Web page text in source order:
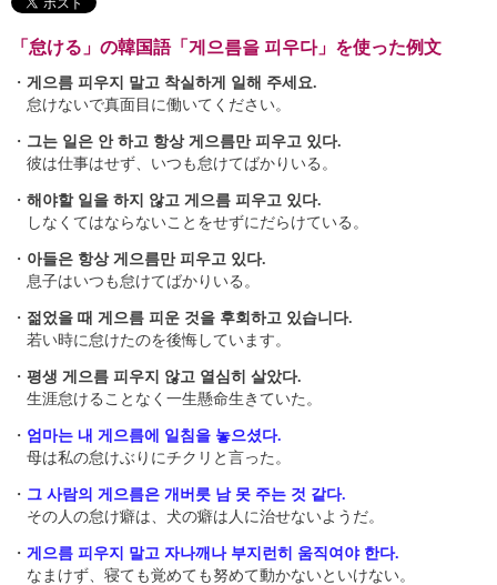
「怠ける」の韓国語「게으름을 피우다」を使った例文
・ 게으름 피우지 말고 착실하게 일해 주세요.
怠けないで真面目に働いてください。
・ 그는 일은 안 하고 항상 게으름만 피우고 있다.
彼は仕事はせず、いつも怠けてばかりいる。
・ 해야할 일을 하지 않고 게으름 피우고 있다.
しなくてはならないことをせずにだらけている。
・ 아들은 항상 게으름만 피우고 있다.
息子はいつも怠けてばかりいる。
・ 젊었을 때 게으름 피운 것을 후회하고 있습니다.
若い時に怠けたのを後悔しています。
・ 평생 게으름 피우지 않고 열심히 살았다.
生涯怠けることなく一生懸命生きていた。
・ 엄마는 내 게으름에 일침을 놓으셨다.
母は私の怠けぶりにチクリと言った。
・ 그 사람의 게으름은 개버릇 남 못 주는 것 같다.
その人の怠け癖は、犬の癖は人に治せないようだ。
・ 게으름 피우지 말고 자나깨나 부지런히 움직여야 한다.
なまけず、寝ても覚めても努めて動かないといけない。